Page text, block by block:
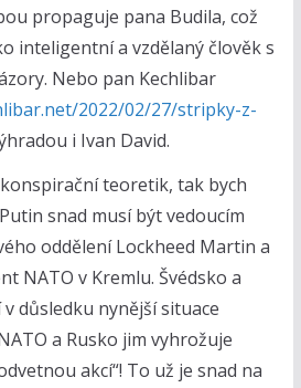
propaguje pana Budila, což
inteligentní a vzdělaný člověk s
Nebo pan Kechlibar
2022/02/27/stripky-z-
i Ivan David.
teoretik, tak bych
snad musí být vedoucím
oddělení Lockheed Martin a
NATO v Kremlu. Švédsko a
důsledku nynější situace
a Rusko jim vyhrožuje
akcí“! To už je snad na